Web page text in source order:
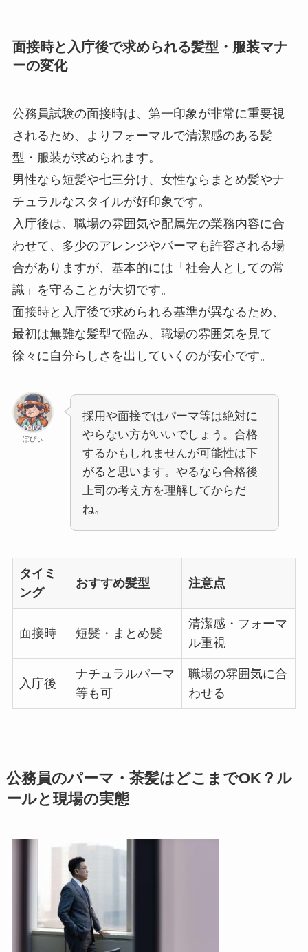
面接時と入庁後で求められる髪型・服装マナ
ーの変化
公務員試験の面接時は、第一印象が非常に重要視
されるため、よりフォーマルで清潔感のある髪
型・服装が求められます。
男性なら短髪や七三分け、女性ならまとめ髪やナ
チュラルなスタイルが好印象です。
入庁後は、職場の雰囲気や配属先の業務内容に合
わせて、多少のアレンジやパーマも許容される場
合がありますが、基本的には「社会人としての常
識」を守ることが大切です。
面接時と入庁後で求められる基準が異なるため、
最初は無難な髪型で臨み、職場の雰囲気を見て
徐々に自分らしさを出していくのが安心です。
ぽぴぃ
採用や面接ではパーマ等は絶対に
やらない方がいいでしょう。合格
するかもしれませんが可能性は下
がると思います。やるなら合格後
上司の考え方を理解してからだ
ね。
タイミ
ング
おすすめ髪型 注意点
面接時 短髪・まとめ髪
清潔感・フォーマ
ル重視
入庁後
ナチュラルパーマ
等も可
職場の雰囲気に合
わせる
公務員のパーマ・茶髪はどこまでOK？ル
ールと現場の実態